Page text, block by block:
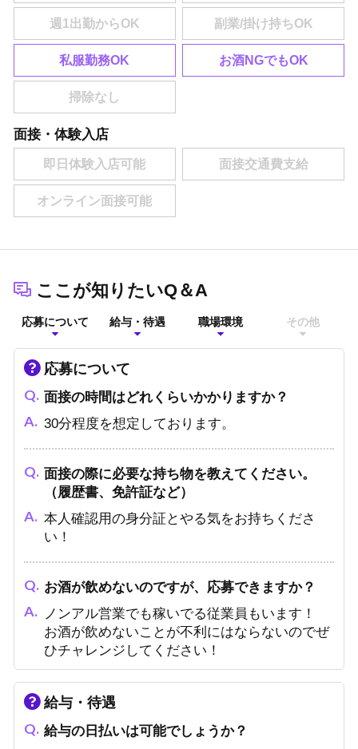
私服勤務OK お酒NGでもOK
面接・体験入店
ここが知りたいQ＆A
応募について 給与・待遇 職場環境 その他
応募について
面接の時間はどれくらいかかりますか？
30分程度を想定しております。
面接の際に必要な持ち物を教えてください。
（履歴書、免許証など）
本人確認用の身分証とやる気をお持ちくださ
い！
お酒が飲めないのですが、応募できますか？
ノンアル営業でも稼いでる従業員もいます！
お酒が飲めないことが不利にはならないのでぜ
ひチャレンジしてください！
給与・待遇
給与の日払いは可能でしょうか？